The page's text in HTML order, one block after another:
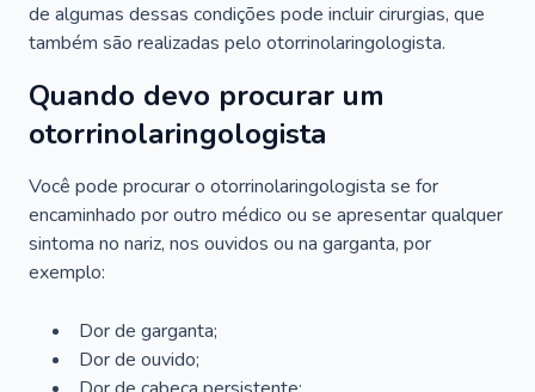
de algumas dessas condições pode incluir cirurgias, que
também são realizadas pelo otorrinolaringologista.
Quando devo procurar um
otorrinolaringologista
Você pode procurar o otorrinolaringologista se for
encaminhado por outro médico ou se apresentar qualquer
sintoma no nariz, nos ouvidos ou na garganta, por
exemplo:
Dor de garganta;
Dor de ouvido;